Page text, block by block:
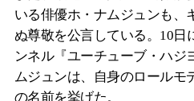
いる俳優ホ・ナムジュンも、
ぬ尊敬を公言している。10日
ンネル『ユーチューブ・ハジ
ムジュンは、自身のロールモ
の名前を挙げた。